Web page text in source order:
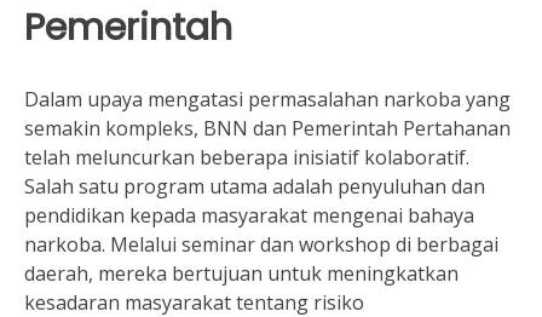
Pemerintah
Dalam upaya mengatasi permasalahan narkoba yang
semakin kompleks, BNN dan Pemerintah Pertahanan
telah meluncurkan beberapa inisiatif kolaboratif.
Salah satu program utama adalah penyuluhan dan
pendidikan kepada masyarakat mengenai bahaya
narkoba. Melalui seminar dan workshop di berbagai
daerah, mereka bertujuan untuk meningkatkan
kesadaran masyarakat tentang risiko